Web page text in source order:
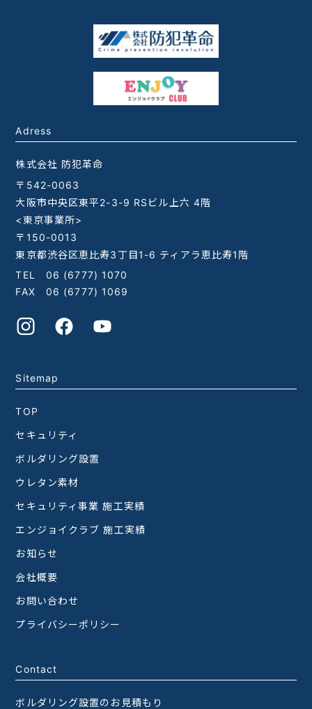
Adress
株式会社 防犯革命
〒542-0063
大阪市中央区東平2-3-9 RSビル上六 4階
<東京事業所>
〒150-0013
東京都渋谷区恵比寿3丁目1-6 ティアラ恵比寿1階
TEL 06 (6777) 1070
FAX 06 (6777) 1069
Sitemap
TOP
セキュリティ
ボルダリング設置
ウレタン素材
セキュリティ事業 施工実績
エンジョイクラブ 施工実績
お知らせ
会社概要
お問い合わせ
プライバシーポリシー
Contact
ボルダリング設置のお見積もり